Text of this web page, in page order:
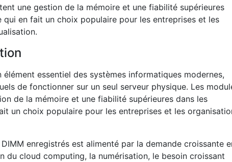
une gestion de la mémoire et une fiabilité supérieures
qui en fait un choix populaire pour les entreprises et les
essentiel des systèmes informatiques modernes,
de fonctionner sur un seul serveur physique. Les
de la mémoire et une fiabilité supérieures dans les
un choix populaire pour les entreprises et les
DIMM enregistrés est alimenté par la demande croissante
du cloud computing, la numérisation, le besoin croissant